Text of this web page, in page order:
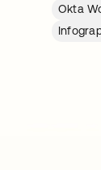
Okta